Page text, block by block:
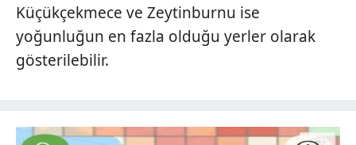
Küçükçekmece ve Zeytinburnu ise
yoğunluğun en fazla olduğu yerler olarak
gösterilebilir.